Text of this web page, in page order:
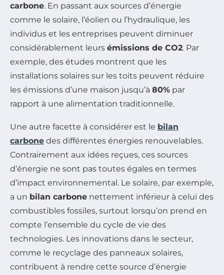
carbone. En passant aux sources d’énergie
comme le solaire, l’éolien ou l’hydraulique, les
individus et les entreprises peuvent diminuer
considérablement leurs émissions de CO2. Par
exemple, des études montrent que les
installations solaires sur les toits peuvent réduire
les émissions d’une maison jusqu’à 80% par
rapport à une alimentation traditionnelle.
Une autre facette à considérer est le bilan
carbone des différentes énergies renouvelables.
Contrairement aux idées reçues, ces sources
d’énergie ne sont pas toutes égales en termes
d’impact environnemental. Le solaire, par exemple,
a un bilan carbone nettement inférieur à celui des
combustibles fossiles, surtout lorsqu’on prend en
compte l’ensemble du cycle de vie des
technologies. Les innovations dans le secteur,
comme le recyclage des panneaux solaires,
contribuent à rendre cette source d’énergie